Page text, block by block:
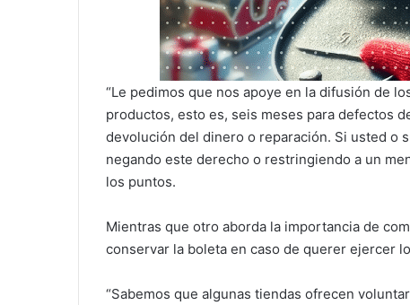
“Le pedimos que nos apoye en la difusión de
productos, esto es, seis meses para defectos
devolución del dinero o reparación. Si usted o
negando este derecho o restringiendo a un
los puntos.
Mientras que otro aborda la importancia de
conservar la boleta en caso de querer ejercer
“Sabemos que algunas tiendas ofrecen